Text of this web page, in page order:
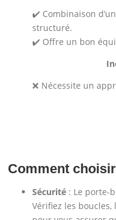
✔️ Combinaison
structuré.
✔️ Offre un bon
❌ Nécessite un
Comment
Sécurité : Le porte-
Vérifiez les